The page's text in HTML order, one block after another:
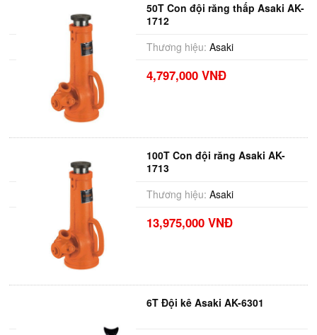
50T Con đội răng thấp Asaki AK-
1712
Thương hiệu: Asaki
4,797,000 VNĐ
100T Con đội răng Asaki AK-
1713
Thương hiệu: Asaki
13,975,000 VNĐ
6T Đội kê Asaki AK-6301